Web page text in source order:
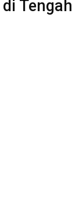
Tengah